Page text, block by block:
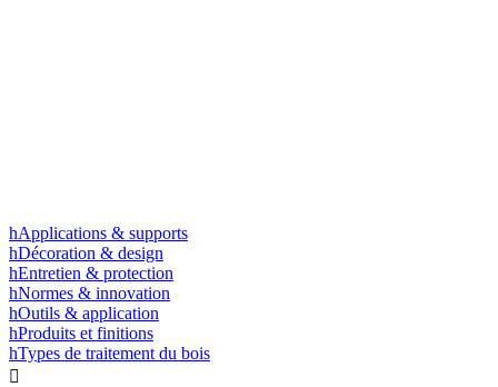
hApplications & supports
hDécoration & design
hEntretien & protection
hNormes & innovation
hOutils & application
hProduits et finitions
hTypes de traitement du bois
